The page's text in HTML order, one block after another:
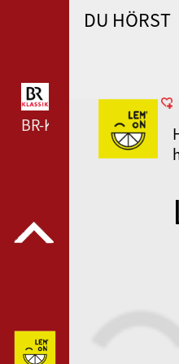
WDR 4 --- WDR 4 ---
BR-KLASSIK --- BR-
DU HÖRST